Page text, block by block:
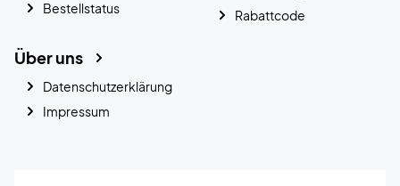
Bestellstatus
Rabattcode
Über uns
Datenschutzerklärung
Impressum